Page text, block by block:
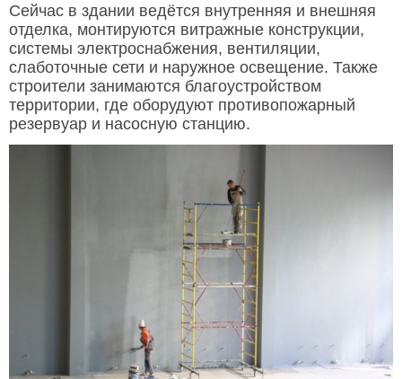
Сейчас в здании ведётся внутренняя и внешняя
отделка, монтируются витражные конструкции,
системы электроснабжения, вентиляции,
слаботочные сети и наружное освещение. Также
строители занимаются благоустройством
территории, где оборудуют противопожарный
резервуар и насосную станцию.